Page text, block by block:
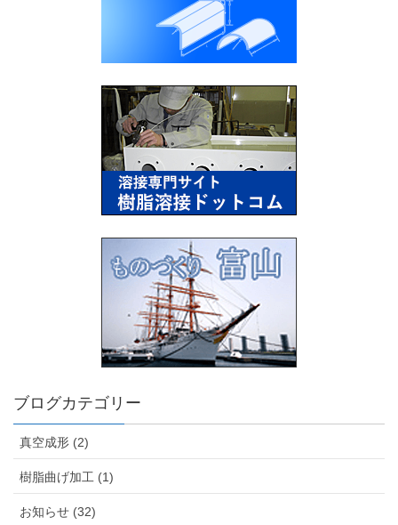
ブログカテゴリー
真空成形 (2)
樹脂曲げ加工 (1)
お知らせ (32)